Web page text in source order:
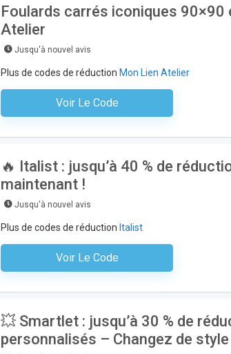
Foulards carrés iconiques
Atelier
Jusqu'à nouvel avis
Plus de codes de réduction Mon Lien Atelier
Voir Le Code
Aucun Code N'est Nécessaire
🔥 Italist : jusqu’à 40 % de
maintenant !
Jusqu'à nouvel avis
Plus de codes de réduction Italist
Voir Le Code
Aucun Code N'est Nécessaire
💥 Smartlet : jusqu’à 30 % de
personnalisés – Changez de style